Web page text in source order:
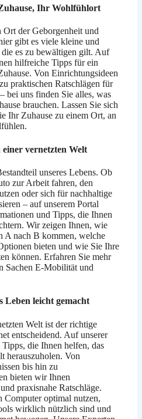
Ihr Wohlfühlort
Ort der Geborgenheit und
gibt es viele kleine und
es zu bewältigen gilt. Auf
hilfreiche Tipps für ein
Von Einrichtungsideen
praktischen Ratschlägen für
bei uns finden Sie alles, was
brauchen. Lassen Sie sich
Ihr Zuhause zu einem Ort, an
vernetzten Welt
unseres Lebens. Ob
zur Arbeit fahren, den
oder sich für nachhaltige
– auf unserem Portal
und Tipps, die Ihnen
Wir zeigen Ihnen, wie
A nach B kommen, welche
bieten und wie Sie Ihre
können. Erfahren Sie mehr
Sachen E-Mobilität und
Leben leicht gemacht
Welt ist der richtige
entscheidend. Auf unserer
die Ihnen helfen, das
herauszuholen. Von
bis hin zu
bieten wir Ihnen
praxisnahe Ratschläge.
Computer optimal nutzen,
wirklich nützlich sind und